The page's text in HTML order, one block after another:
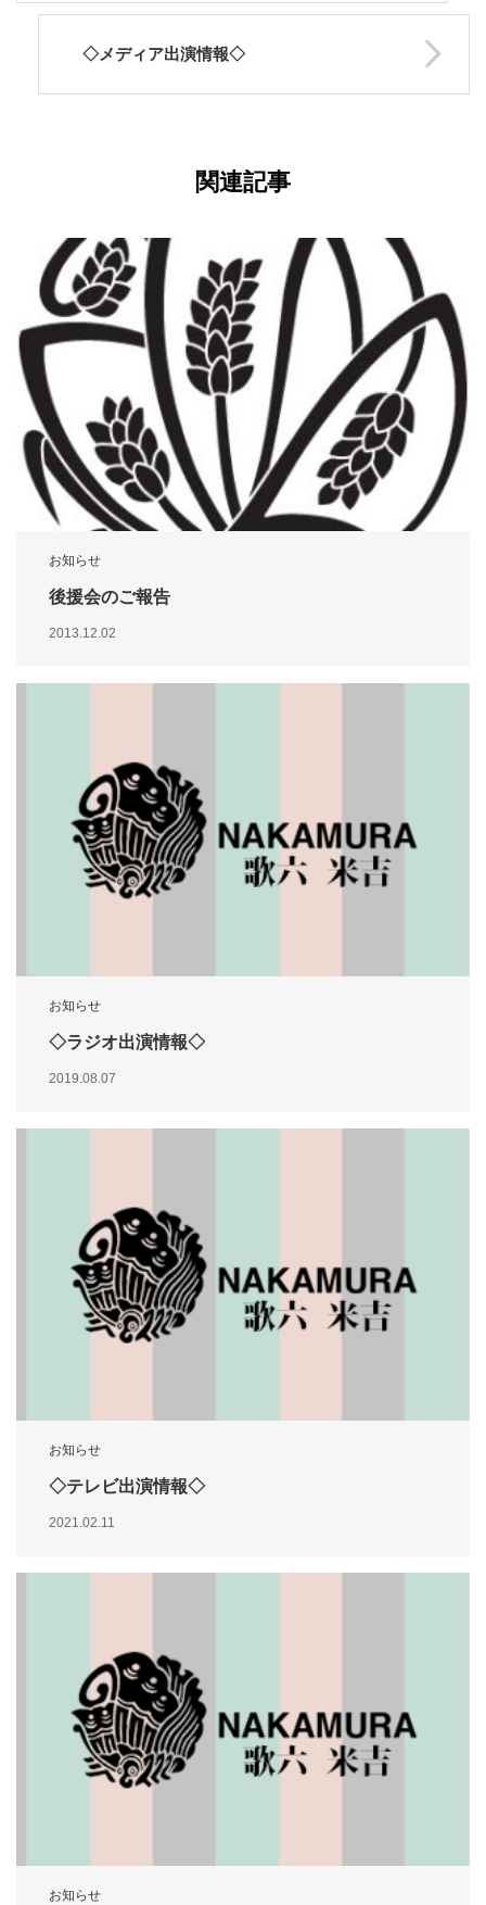
◇メディア出演情報◇
関連記事
お知らせ
後援会のご報告
2013.12.02
お知らせ
◇ラジオ出演情報◇
2019.08.07
お知らせ
◇テレビ出演情報◇
2021.02.11
お知らせ